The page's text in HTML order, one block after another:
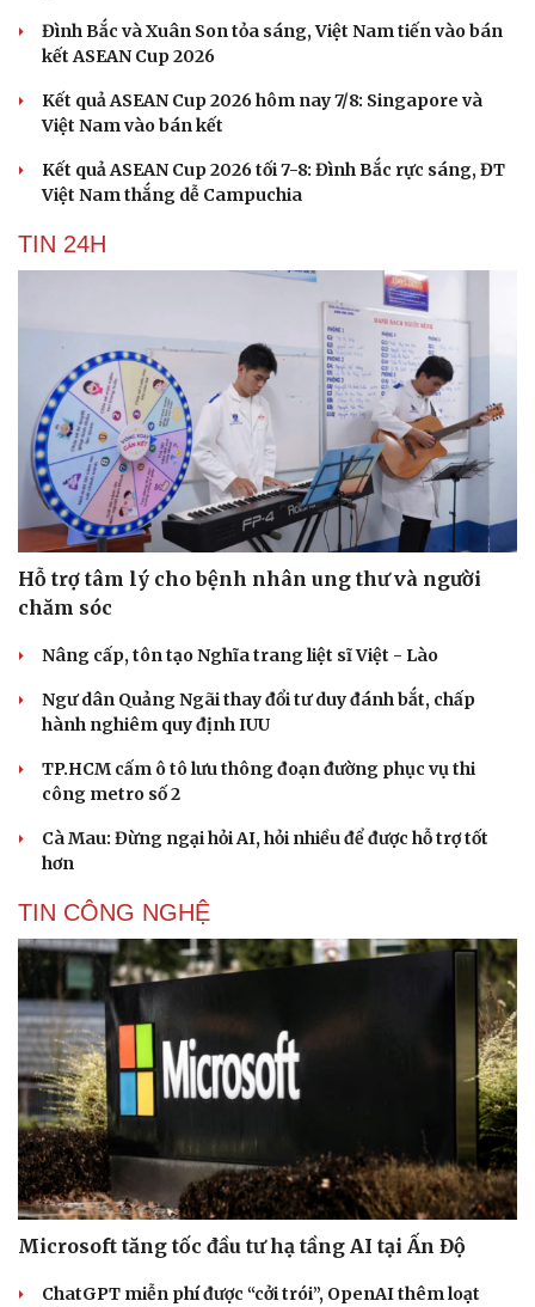
Cải chính
Đình Bắc và Xuân Son tỏa sáng, Việt Nam tiến vào bán
kết ASEAN Cup 2026
Kết quả ASEAN Cup 2026 hôm nay 7/8: Singapore và
Việt Nam vào bán kết
Kết quả ASEAN Cup 2026 tối 7-8: Đình Bắc rực sáng, ĐT
Việt Nam thắng dễ Campuchia
TIN 24H
Hỗ trợ tâm lý cho bệnh nhân ung thư và người
chăm sóc
Nâng cấp, tôn tạo Nghĩa trang liệt sĩ Việt - Lào
Ngư dân Quảng Ngãi thay đổi tư duy đánh bắt, chấp
hành nghiêm quy định IUU
TP.HCM cấm ô tô lưu thông đoạn đường phục vụ thi
công metro số 2
Cà Mau: Đừng ngại hỏi AI, hỏi nhiều để được hỗ trợ tốt
hơn
TIN CÔNG NGHỆ
Microsoft tăng tốc đầu tư hạ tầng AI tại Ấn Độ
ChatGPT miễn phí được “cởi trói”, OpenAI thêm loạt